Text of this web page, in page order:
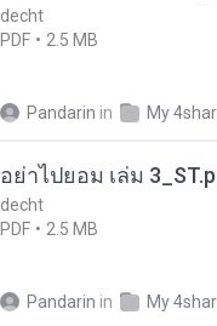
decht
PDF
2.5 MB
Pandarin in My
อย่าไปยอม เล่ม
decht
PDF
2.5 MB
Pandarin in My